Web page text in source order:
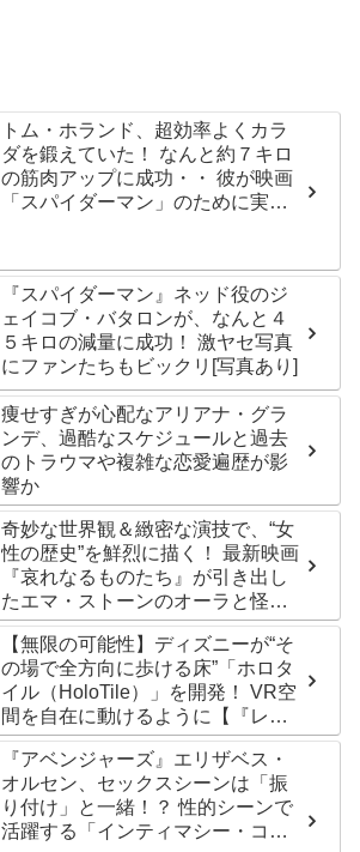
トム・ホランド、超効率よくカラ
ダを鍛えていた！ なんと約７キロ
の筋肉アップに成功・・ 彼が映画
「スパイダーマン」のために実践
『スパイダーマン』ネッド役のジ
ェイコブ・バタロンが、なんと４
５キロの減量に成功！ 激ヤセ写真
にファンたちもビックリ[写真あり]
痩せすぎが心配なアリアナ・グラ
ンデ、過酷なスケジュールと過去
のトラウマや複雑な恋愛遍歴が影
響か
奇妙な世界観＆緻密な演技で、“女
性の歴史”を鮮烈に描く！ 最新映画
『哀れなるものたち』が引き出し
たエマ・ストーンのオーラと怪
演、そして緻密すぎる演技力！ こ
れは女性の“自由意志”の物語［レビ
ュー＆解説］
【無限の可能性】ディズニーが“そ
の場で全方向に歩ける床”「ホロタ
イル（HoloTile）」を開発！ VR空
間を自在に動けるように【『レデ
ィプレ』実現への大きな一歩？】
『アベンジャーズ』エリザベス・
オルセン、セックスシーンは「振
り付け」と一緒！？ 性的シーンで
活躍する「インティマシー・コー